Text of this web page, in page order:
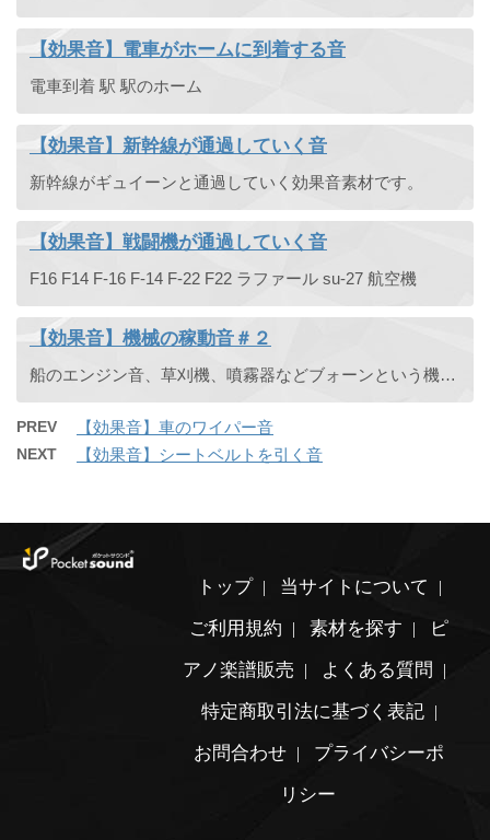
【効果音】電車がホームに到着する音
電車到着 駅 駅のホーム
【効果音】新幹線が通過していく音
新幹線がギュイーンと通過していく効果音素材です。
【効果音】戦闘機が通過していく音
F16 F14 F-16 F-14 F-22 F22 ラファール su-27 航空機
【効果音】機械の稼動音＃２
船のエンジン音、草刈機、噴霧器などブォーンという機械の稼働音です。
PREV 【効果音】車のワイパー音
NEXT 【効果音】シートベルトを引く音
トップ
当サイトについて
ご利用規約
素材を探す
ピ
アノ楽譜販売
よくある質問
特定商取引法に基づく表記
お問合わせ
プライバシーポ
リシー